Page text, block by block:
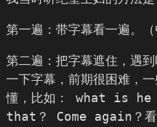
第一遍：带字幕看一遍。（
第二遍：把字幕遮住，遇
一下字幕，前期很困难，
懂，比如： what is
that？ Come again？看